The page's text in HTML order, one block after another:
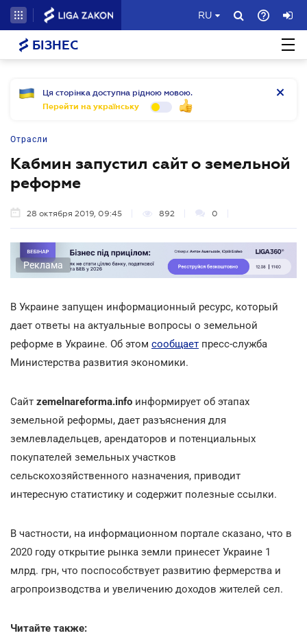
RU
БІЗНЕС
Ця сторінка доступна рідною мовою.
Перейти на українську
Отрасли
Кабмин запустил сайт о земельной
реформе
28 октября 2019, 09:45 892 0
Реклама
В Украине запущен информационный ресурс, который
дает ответы на актуальные вопросы о земельной
реформе в Украине. Об этом сообщает пресс-служба
Министерства развития экономики.
Сайт zemelnareforma.info информирует об этапах
земельной реформы, дает разъяснения для
землевладельцев, арендаторов и потенциальных
покупателей земельных участков
сельскохозяйственного назначения, приводит
интересную статистику и содержит полезные ссылки.
В частности, на информационном портале сказано, что в
2020 году открытие рынка земли принесет Украине 1
млрд. грн, что поспособствует развитию фермерства и
агропроизводства и увеличению доходов жителей сел.
Читайте также: